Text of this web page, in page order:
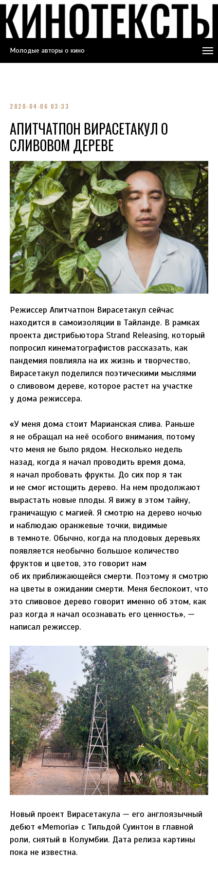
Молодые авторы о кино
2020-04-06 03:33
АПИТЧАТПОН ВИРАСЕТАКУЛ О
СЛИВОВОМ ДЕРЕВЕ
Режиссер Апитчатпон Вирасетакул сейчас
находится в самоизоляции в Тайланде. В рамках
проекта дистрибьютора Strand Releasing, который
попросил кинематографистов рассказать, как
пандемия повлияла на их жизнь и творчество,
Вирасетакул поделился поэтическими мыслями
о сливовом дереве, которое растет на участке
у дома режиссера.
«У меня дома стоит Марианская слива. Раньше
я не обращал на неё особого внимания, потому
что меня не было рядом. Несколько недель
назад, когда я начал проводить время дома,
я начал пробовать фрукты. До сих пор я так
и не смог истощить дерево. На нем продолжают
вырастать новые плоды. Я вижу в этом тайну,
граничащую с магией. Я смотрю на дерево ночью
и наблюдаю оранжевые точки, видимые
в темноте. Обычно, когда на плодовых деревьях
появляется необычно большое количество
фруктов и цветов, это говорит нам
об их приближающейся смерти. Поэтому я смотрю
на цветы в ожидании смерти. Меня беспокоит, что
это сливовое дерево говорит именно об этом, как
раз когда я начал осознавать его ценность», —
написал режиссер.
Новый проект Вирасетакула — его англоязычный
дебют «Memoria» с Тильдой Суинтон в главной
роли, снятый в Колумбии. Дата релиза картины
пока не известна.